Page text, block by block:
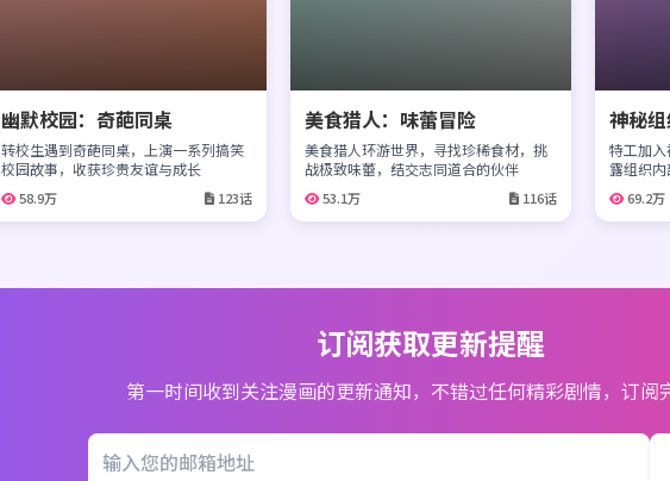
幽默校园：奇葩同桌
转校生遇到奇葩同桌，上演一系列搞笑
校园故事，收获珍贵友谊与成长
58.9万 123话
美食猎人：味蕾冒险
美食猎人环游世界，寻找珍稀食材，挑
战极致味蕾，结交志同道合的伙伴
53.1万 116话
神秘
特工加
露组织
69.2万
订阅获取更新提醒
第一时间收到关注漫画的更新通知，不错过任何精彩剧情，订阅